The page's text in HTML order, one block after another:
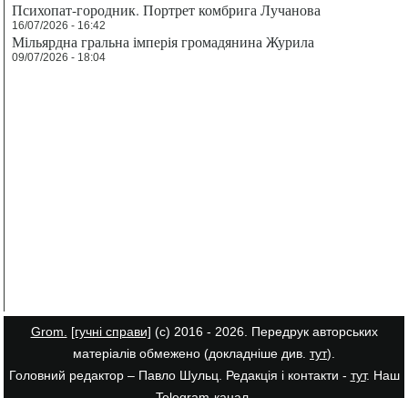
Психопат-городник. Портрет комбрига Лучанова
16/07/2026 - 16:42
Мільярдна гральна імперія громадянина Журила
09/07/2026 - 18:04
Grom. [гучні справи] (с) 2016 - 2026. Передрук авторських
матеріалів обмежено (докладніше див. тут).
Головний редактор – Павло Шульц. Редакція і контакти - тут. Наш